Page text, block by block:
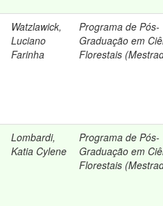
Watzlawick,
Luciano
Farinha
Programa de Pós-
Graduação em
Florestais
Lombardi,
Katia Cylene
Programa de Pós-
Graduação em
Florestais